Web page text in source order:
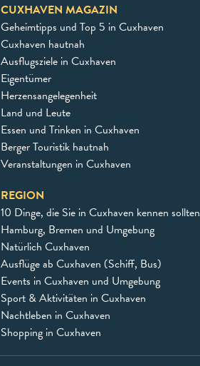
CUXHAVEN MAGAZIN
Geheimtipps und Top 5 in Cuxhaven
Cuxhaven hautnah
Ausflugsziele in Cuxhaven
Eigentümer
Herzensangelegenheit
Land und Leute
Essen und Trinken in Cuxhaven
Berger Touristik hautnah
Veranstaltungen in Cuxhaven
REGION
10 Dinge, die Sie in Cuxhaven kennen sollten
Hamburg, Bremen und Umgebung
Natürlich Cuxhaven
Ausflüge ab Cuxhaven (Schiff, Bus)
Events in Cuxhaven und Umgebung
Sport & Aktivitäten in Cuxhaven
Nachtleben in Cuxhaven
Shopping in Cuxhaven